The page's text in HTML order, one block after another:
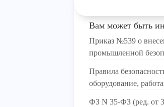
Вам может быть
Приказ №539 о
промышленной
Правила
оборудование,
ФЗ N 35-ФЗ (ред. от